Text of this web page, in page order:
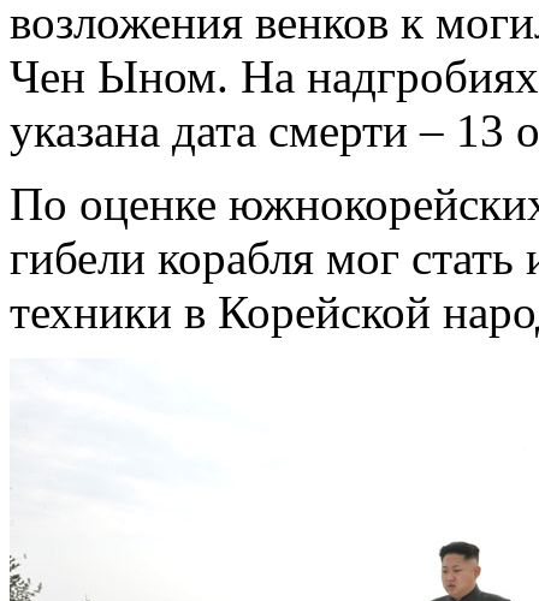
возложения венков к
Чен Ыном. На
указана дата смерти – 13
По оценке
гибели корабля мог
техники в Корейской